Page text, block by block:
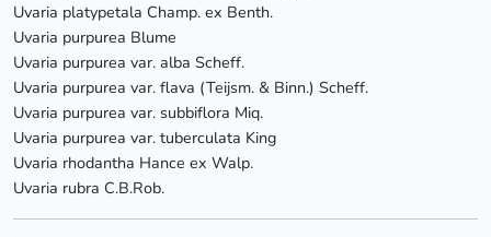
Uvaria platypetala Champ. ex Benth.
Uvaria purpurea Blume
Uvaria purpurea var. alba Scheff.
Uvaria purpurea var. flava (Teijsm. & Binn.) Scheff.
Uvaria purpurea var. subbiflora Miq.
Uvaria purpurea var. tuberculata King
Uvaria rhodantha Hance ex Walp.
Uvaria rubra C.B.Rob.